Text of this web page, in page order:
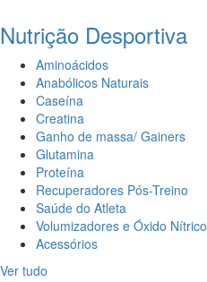
Nutrição Desportiva
Aminoácidos
Anabólicos Naturais
Caseína
Creatina
Ganho de massa/ Gainers
Glutamina
Proteína
Recuperadores Pós-Treino
Saúde do Atleta
Volumizadores e Óxido Nítrico
Acessórios
Ver tudo